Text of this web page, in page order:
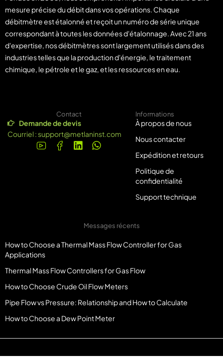
mesure précise du débit dans vos opérations. Chaque
débitmètre est étalonné et reçoit un numéro de série unique
correspondant à toutes les données d'étalonnage. Avec 21 ans
d'expertise, nos débitmètres sont largement utilisés dans des
industries telles que la production d'énergie, le traitement
chimique, le pétrole et le gaz, et les ressources en eau.
Contact
Demande de devis
Courriel :support@metlaninst.com
Informations
À propos de nous
Nous contacter
Expédition et retours
Politique de
confidentialité
Support technique
Messages récents
How to Choose a Thermal Mass Flow Controller for Gas
Applications
Thermal Mass Flow Controllers for Gas Flow
How to Choose Crude Oil Flow Meters
Pipe Flow vs Pressure: Relationship and How to Calculate
How to Choose a Dew Point Meter